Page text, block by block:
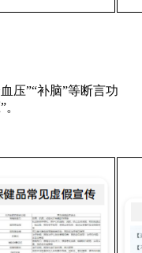
压”“补脑”等断言功